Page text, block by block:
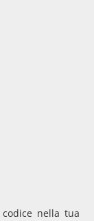
nella tua